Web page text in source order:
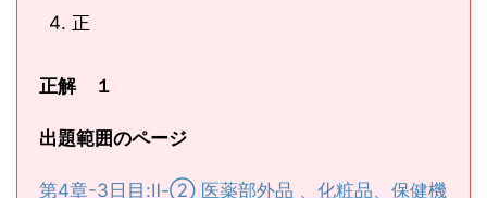
正
正解 １
出題範囲のページ
第4章-3日目:Ⅱ-② 医薬部外品 、化粧品、保健機